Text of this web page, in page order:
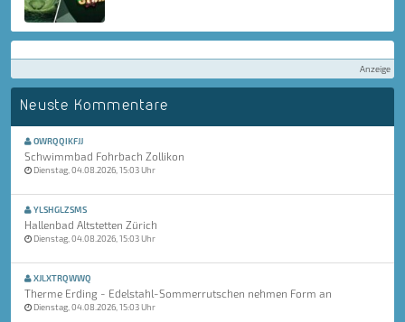
Anzeige
Neuste Kommentare
OWRQQIKFJJ
Schwimmbad Fohrbach Zollikon
Dienstag, 04.08.2026, 15:03 Uhr
YLSHGLZSMS
Hallenbad Altstetten Zürich
Dienstag, 04.08.2026, 15:03 Uhr
XJLXTRQWWQ
Therme Erding - Edelstahl-Sommerrutschen nehmen Form an
Dienstag, 04.08.2026, 15:03 Uhr